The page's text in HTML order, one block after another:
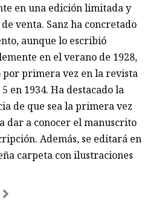
en una edición limitada y
venta. Sanz ha concretado
aunque lo escribió
en el verano de 1928,
por primera vez en la revista
en 1934. Ha destacado la
de que sea la primera vez
dar a conocer el manuscrito
Además, se editará en
carpeta con ilustraciones